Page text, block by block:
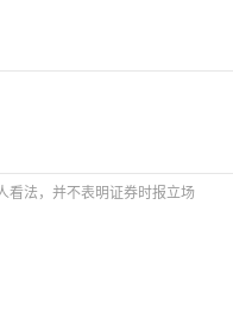
看法，并不表明证券时报立场